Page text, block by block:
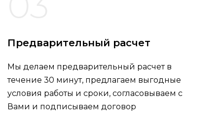
Предварительный расчет
Мы делаем предварительный расчет в
течение 30 минут, предлагаем выгодные
условия работы и сроки, согласовываем с
Вами и подписываем договор